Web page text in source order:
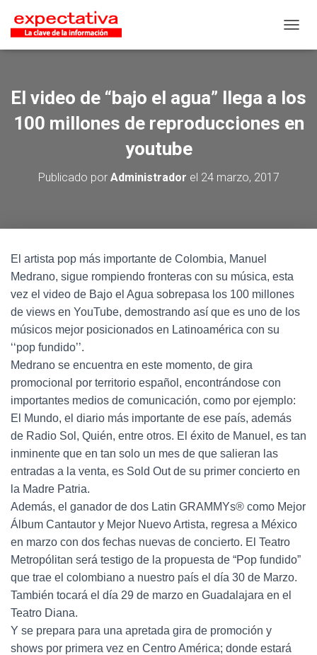
El video de “bajo el agua” llega a los
100 millones de reproducciones en
youtube
Publicado por Administrador el 24 marzo, 2017
El artista pop más importante de Colombia, Manuel
Medrano, sigue rompiendo fronteras con su música, esta
vez el video de Bajo el Agua sobrepasa los 100 millones
de views en YouTube, demostrando así que es uno de los
músicos mejor posicionados en Latinoamérica con su
‘‘pop fundido’’.
Medrano se encuentra en este momento, de gira
promocional por territorio español, encontrándose con
importantes medios de comunicación, como por ejemplo:
El Mundo, el diario más importante de ese país, además
de Radio Sol, Quién, entre otros. El éxito de Manuel, es tan
inminente que en tan solo un mes de que salieran las
entradas a la venta, es Sold Out de su primer concierto en
la Madre Patria.
Además, el ganador de dos Latin GRAMMYs® como Mejor
Álbum Cantautor y Mejor Nuevo Artista, regresa a México
en marzo con dos fechas nuevas de concierto. El Teatro
Metropólitan será testigo de la propuesta de “Pop fundido”
que trae el colombiano a nuestro país el día 30 de Marzo.
También tocará el día 29 de marzo en Guadalajara en el
Teatro Diana.
Y se prepara para una apretada gira de promoción y
shows por primera vez en Centro América; donde estará